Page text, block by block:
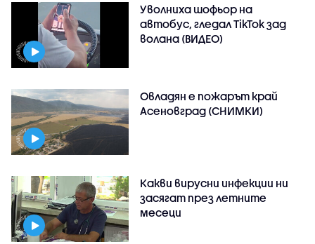
Уволниха шофьор на
автобус, гледал TikTok зад
волана (ВИДЕО)
Овладян е пожарът край
Асеновград (СНИМКИ)
Какви вирусни инфекции ни
засягат през летните
месеци